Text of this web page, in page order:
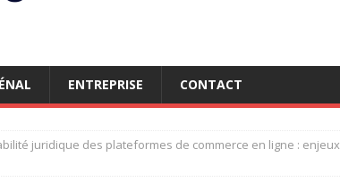
ENTREPRISE CONTACT
juridique des plateformes de commerce en ligne : enjeux